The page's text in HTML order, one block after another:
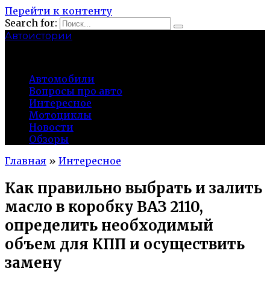
Перейти к контенту
Search for:
Автоистории
Автомобили
Вопросы про авто
Интересное
Мотоциклы
Новости
Обзоры
Главная » Интересное
Как правильно выбрать и залить
масло в коробку ВАЗ 2110,
определить необходимый
объем для КПП и осуществить
замену